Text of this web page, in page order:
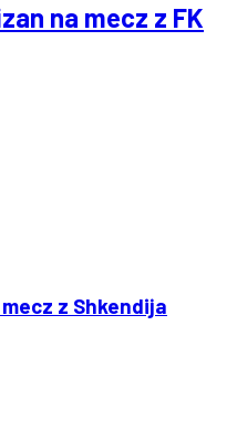
na mecz z FK
z Shkendija